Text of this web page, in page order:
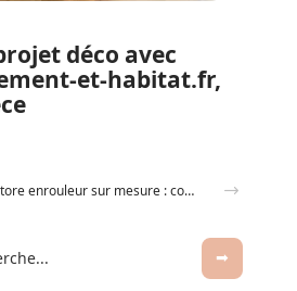
déco avec
et-habitat.fr,
Canapé d’angle convertible : nos conseils pour bien choisir selon la taille de votre salon et vos usages